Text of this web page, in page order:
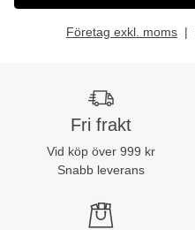
Företag exkl. moms
Fri frakt
Vid köp över 999 kr
Snabb leverans